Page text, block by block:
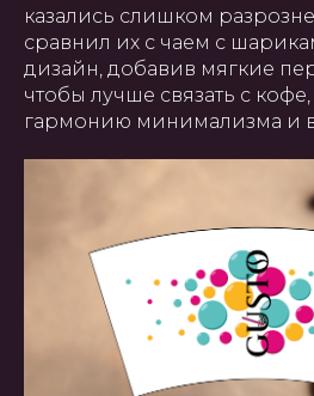
казались слишком
сравнил их с чаем с
дизайн, добавив мягкие
чтобы лучше связать с
гармонию минимализма и